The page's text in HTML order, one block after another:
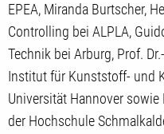
EPEA, Miranda Burtscher,
Controlling bei ALPLA,
Technik bei Arburg, Prof.
Institut für Kunststoff- und
Universität Hannover sowie
der Hochschule